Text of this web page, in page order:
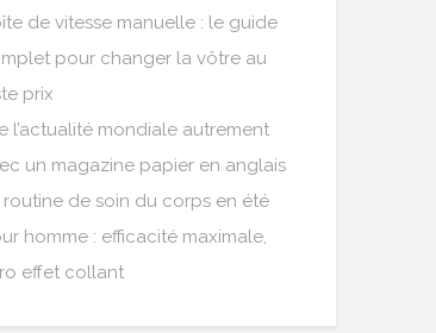
de vitesse manuelle : le guide
pour changer la vôtre au
prix
l’actualité mondiale autrement
un magazine papier en anglais
routine de soin du corps en été
homme : efficacité maximale,
effet collant